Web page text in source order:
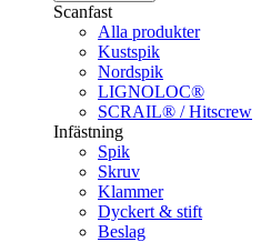
Scanfast
Alla produkter
Kustspik
Nordspik
LIGNOLOC®
SCRAIL® / Hitscrew
Infästning
Spik
Skruv
Klammer
Dyckert & stift
Beslag